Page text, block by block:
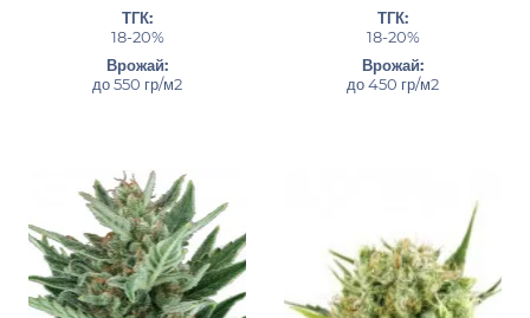
ТГК:
18-20%
Врожай:
до 550 гр/м2
ТГК:
18-20%
Врожай:
до 450 гр/м2